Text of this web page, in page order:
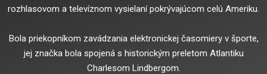
rozhlasovom a televíznom vysielaní pokrývajúcom celú Ameriku.
Bola priekopníkom zavádzania elektronickej časomiery v športe,
jej značka bola spojená s historickým preletom Atlantiku
Charlesom Lindbergom.